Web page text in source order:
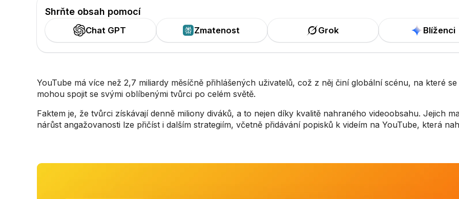
Shrňte obsah pomocí
Chat GPT Zmatenost Grok Blíženci
YouTube má více než 2,7 miliardy měsíčně přihlášených uživatelů, což z něj činí globální scénu, na které se
mohou spojit se svými oblíbenými tvůrci po celém světě.
Faktem je, že tvůrci získávají denně miliony diváků, a to nejen díky kvalitě nahraného videoobsahu. Jejich
nárůst angažovanosti lze přičíst i dalším strategiím, včetně přidávání popisků k videím na YouTube, která